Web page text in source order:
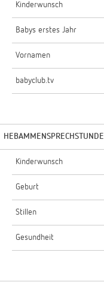
Kinderwunsch
Babys erstes Jahr
Vornamen
babyclub.tv
HEBAMMENSPRECHSTUNDE
Kinderwunsch
Geburt
Stillen
Gesundheit